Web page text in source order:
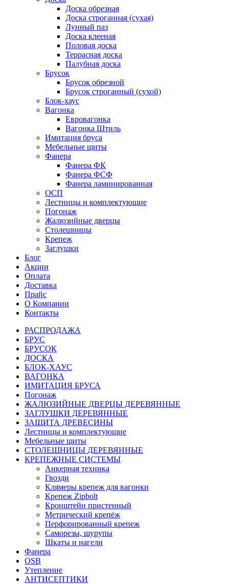
Доска обрезная
Доска строганная (сухая)
Лунный паз
Доска клееная
Половая доска
Террасная доска
Палубная доска
Брусок
Брусок обрезной
Брусок строганный (сухой)
Блок-хаус
Вагонка
Евровагонка
Вагонка Штиль
Имитация бруса
Мебельные щиты
Фанера
Фанера ФК
Фанера ФСФ
Фанера ламинированная
ОСП
Лестницы и комплектующие
Погонаж
Жалюзийные дверцы
Столешницы
Крепеж
Заглушки
Блог
Акции
Оплата
Доставка
Прайс
О Компании
Контакты
РАСПРОДАЖА
БРУС
БРУСОК
ДОСКА
БЛОК-ХАУС
ВАГОНКА
ИМИТАЦИЯ БРУСА
Погонаж
ЖАЛЮЗИЙНЫЕ ДВЕРЦЫ ДЕРЕВЯННЫЕ
ЗАГЛУШКИ ДЕРЕВЯННЫЕ
ЗАЩИТА ДРЕВЕСИНЫ
Лестницы и комплектующие
Мебельные щиты
СТОЛЕШНИЦЫ ДЕРЕВЯННЫЕ
КРЕПЕЖНЫЕ СИСТЕМЫ
Анкерная техника
Гвозди
Клямеры крепеж для вагонки
Крепеж Zipbolt
Кронштейн пристенный
Метрический крепёж
Перфорированный крепеж
Саморезы, шурупы
Шкаты и нагели
Фанера
OSB
Утепление
АНТИСЕПТИКИ